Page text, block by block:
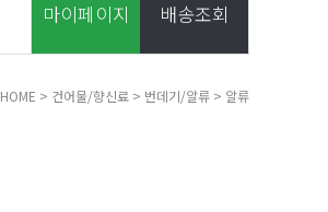
마이페이지 배송조회
HOME > 건어물/향신료 > 번데기/알류 > 알류